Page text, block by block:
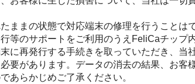
ままの状態で対応端末の修理を行うことは
等のサポートをご利用のうえFeliCaチップ
に再発行する手続きを取っていただき、当
要があります。データの消去の結果、お客
あらかじめご了承ください。